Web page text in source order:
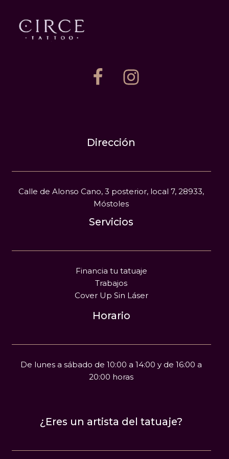
Dirección
Calle de Alonso Cano, 3 posterior, local 7, 28933,
Móstoles
Servicios
Financia tu tatuaje
Trabajos
Cover Up Sin Láser
Horario
De lunes a sábado de 10:00 a 14:00 y de 16:00 a
20:00 horas
¿Eres un artista del tatuaje?